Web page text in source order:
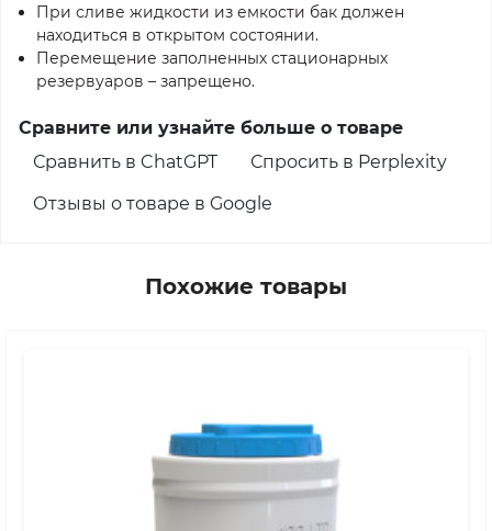
При сливе жидкости из емкости бак должен
находиться в открытом состоянии.
Перемещение заполненных стационарных
резервуаров – запрещено.
Сравните или узнайте больше о товаре
Сравнить в ChatGPT
Спросить в Perplexity
Отзывы о товаре в Google
Похожие товары